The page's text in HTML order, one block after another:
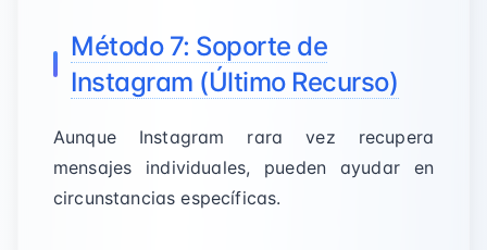
Método 7: Soporte de
Instagram (Último Recurso)
Aunque Instagram rara vez recupera
mensajes individuales, pueden ayudar en
circunstancias específicas.